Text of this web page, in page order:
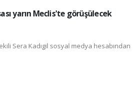
yarın Meclis'te görüşülecek
Sera Kadıgil sosyal medya hesabından